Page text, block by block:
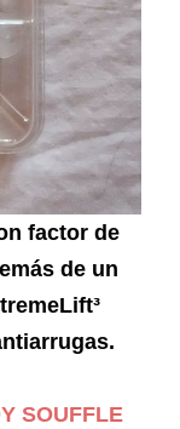
factor de
de un
SOUFFLE